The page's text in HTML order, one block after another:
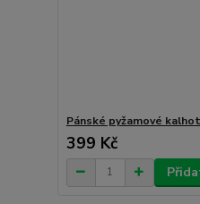
Pánské pyžamové
399 Kč